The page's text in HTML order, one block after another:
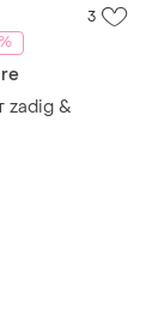
3
zadig &